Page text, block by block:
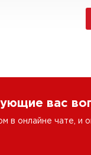
вас
в онлайне чате, и